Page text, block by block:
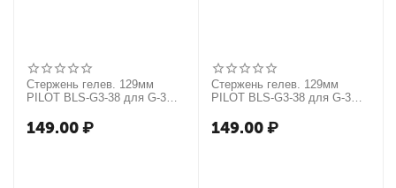
Стержень гелев. 129мм
PILOT BLS-G3-38 для G-3
149.00₽
Стержень гелев. 129мм
PILOT BLS-G3-38 для G-3
149.00₽